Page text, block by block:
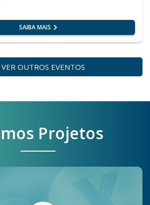
SAIBA MAIS
VER OUTROS EVENTOS
Projetos